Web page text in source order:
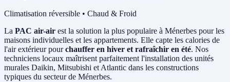
Climatisation réversible • Chaud & Froid
La PAC air-air est la solution la plus populaire à Ménerbes pour les
maisons individuelles et les appartements. Elle capte les calories de
l'air extérieur pourchauffer en hiver et rafraîchir en été. Nos
techniciens locaux maîtrisent parfaitement l'installation des unités
murales Daikin, Mitsubishi et Atlantic dans les constructions
typiques du secteur de Ménerbes.